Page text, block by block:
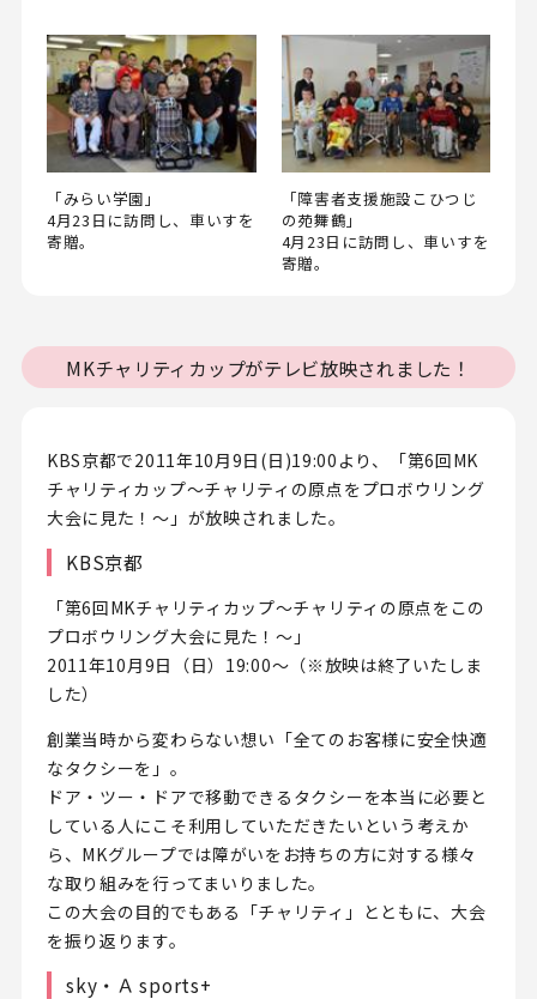
「みらい学園」
4月23日に訪問し、車いすを
寄贈。
「障害者支援施設こひつじ
の苑舞鶴」
4月23日に訪問し、車いすを
寄贈。
MKチャリティカップがテレビ放映されました！
KBS京都で2011年10月9日(日)19:00より、「第6回MK
チャリティカップ～チャリティの原点をプロボウリング
大会に見た！～」が放映されました。
KBS京都
「第6回MKチャリティカップ～チャリティの原点をこの
プロボウリング大会に見た！～」
2011年10月9日（日）19:00～（※放映は終了いたしま
した）
創業当時から変わらない想い「全てのお客様に安全快適
なタクシーを」。
ドア・ツー・ドアで移動できるタクシーを本当に必要と
している人にこそ利用していただきたいという考えか
ら、MKグループでは障がいをお持ちの方に対する様々
な取り組みを行ってまいりました。
この大会の目的でもある「チャリティ」とともに、大会
を振り返ります。
sky・Ａ sports+